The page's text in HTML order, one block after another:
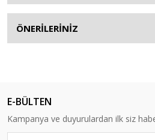
ÖNERİLERİNİZ
E-BÜLTEN
Kampanya ve duyurulardan ilk siz